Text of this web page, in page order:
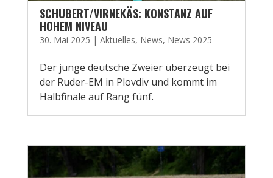
SCHUBERT/VIRNEKÄS: KONSTANZ AUF
HOHEM NIVEAU
30. Mai 2025 | Aktuelles, News, News 2025
Der junge deutsche Zweier überzeugt bei
der Ruder-EM in Plovdiv und kommt im
Halbfinale auf Rang fünf.